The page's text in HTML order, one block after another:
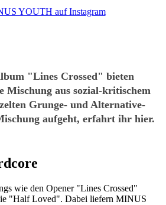
YOUTH auf Instagram
"Lines Crossed" bieten
Mischung aus sozial-kritischem
Grunge- und Alternative-
aufgeht, erfahrt ihr hier.
wie den Opener "Lines Crossed"
"Half Loved". Dabei liefern MINUS